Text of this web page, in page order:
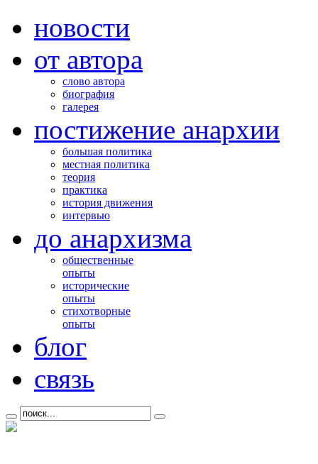
новости
от автора
слово автора
биография
галерея
постижение анархии
большая политика
местная политика
теория
практика
история движения
интервью
до анархизма
общественные
опыты
исторические
опыты
стихотворные
опыты
блог
связь